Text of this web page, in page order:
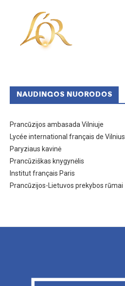
NAUDINGOS NUORODOS
Prancūzijos ambasada Vilniuje
Lycée international français de Vilnius
Paryziaus kavinė
Prancūziškas knygynėlis
Institut français Paris
Prancūzijos-Lietuvos prekybos rūmai